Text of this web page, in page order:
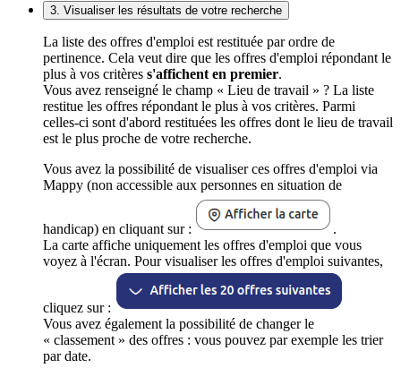
3. Visualiser les résultats de votre recherche
La liste des offres d'emploi est restituée par ordre de
pertinence. Cela veut dire que les offres d'emploi répondant le
plus à vos critères s'affichent en premier.
Vous avez renseigné le champ « Lieu de travail » ? La liste
restitue les offres répondant le plus à vos critères. Parmi
celles-ci sont d'abord restituées les offres dont le lieu de travail
est le plus proche de votre recherche.
Vous avez la possibilité de visualiser ces offres d'emploi via
Mappy (non accessible aux personnes en situation de
handicap) en cliquant sur :
.
La carte affiche uniquement les offres d'emploi que vous
voyez à l'écran. Pour visualiser les offres d'emploi suivantes,
cliquez sur :
Vous avez également la possibilité de changer le
« classement » des offres : vous pouvez par exemple les trier
par date.